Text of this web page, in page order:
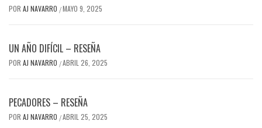
POR AJ NAVARRO /MAYO 9, 2025
UN AÑO DIFÍCIL – RESEÑA
POR AJ NAVARRO /ABRIL 26, 2025
PECADORES – RESEÑA
POR AJ NAVARRO /ABRIL 25, 2025